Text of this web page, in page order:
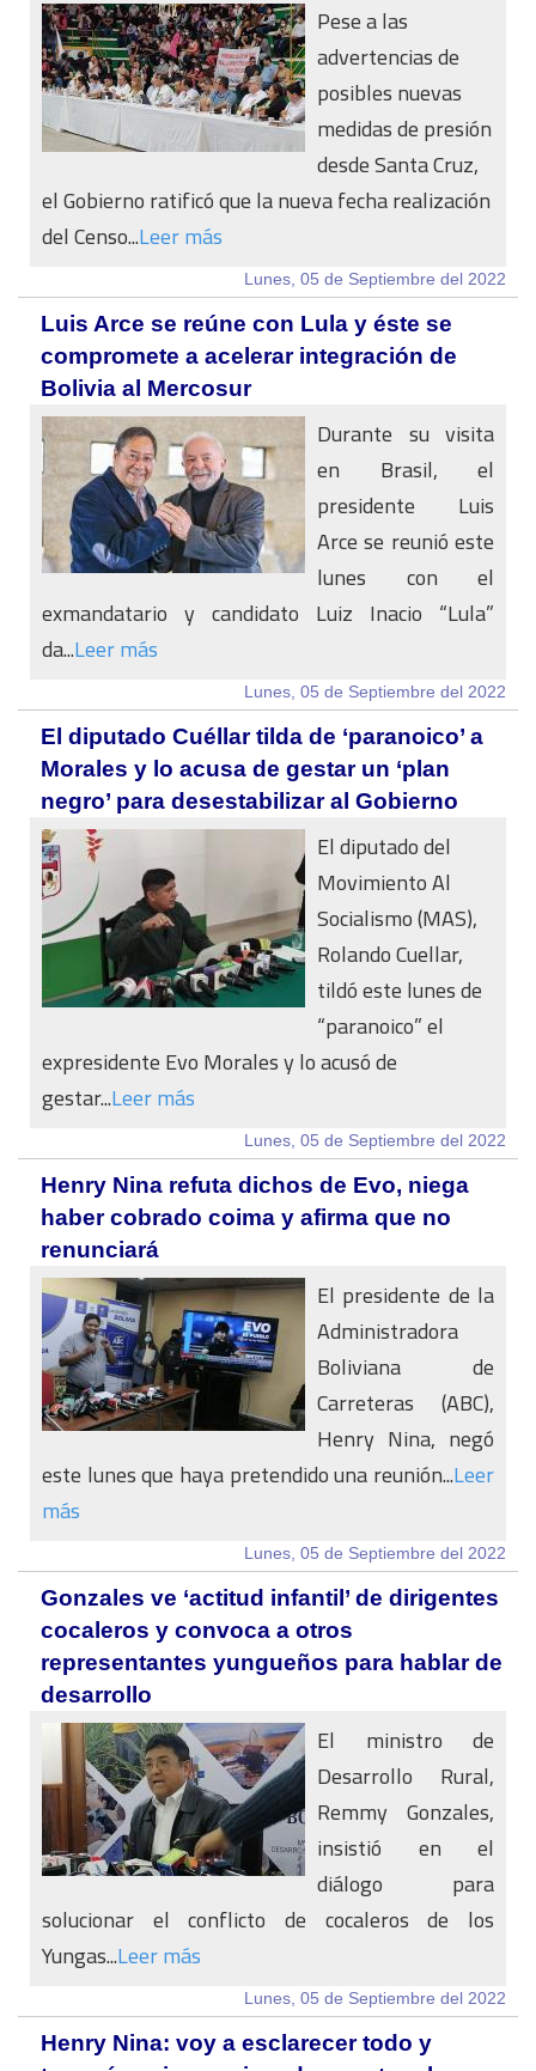
Pese a las
advertencias de
posibles nuevas
medidas de presión
desde Santa Cruz,
el Gobierno ratificó que la nueva fecha realización
del Censo...Leer más
Lunes, 05 de Septiembre del 2022
Luis Arce se reúne con Lula y éste se
compromete a acelerar integración de
Bolivia al Mercosur
Durante su visita
en Brasil, el
presidente Luis
Arce se reunió este
lunes con el
exmandatario y candidato Luiz Inacio “Lula”
da...Leer más
Lunes, 05 de Septiembre del 2022
El diputado Cuéllar tilda de ‘paranoico’ a
Morales y lo acusa de gestar un ‘plan
negro’ para desestabilizar al Gobierno
El diputado del
Movimiento Al
Socialismo (MAS),
Rolando Cuellar,
tildó este lunes de
“paranoico” el
expresidente Evo Morales y lo acusó de
gestar...Leer más
Lunes, 05 de Septiembre del 2022
Henry Nina refuta dichos de Evo, niega
haber cobrado coima y afirma que no
renunciará
El presidente de la
Administradora
Boliviana de
Carreteras (ABC),
Henry Nina, negó
este lunes que haya pretendido una reunión...Leer
más
Lunes, 05 de Septiembre del 2022
Gonzales ve ‘actitud infantil’ de dirigentes
cocaleros y convoca a otros
representantes yungueños para hablar de
desarrollo
El ministro de
Desarrollo Rural,
Remmy Gonzales,
insistió en el
diálogo para
solucionar el conflicto de cocaleros de los
Yungas...Leer más
Lunes, 05 de Septiembre del 2022
Henry Nina: voy a esclarecer todo y